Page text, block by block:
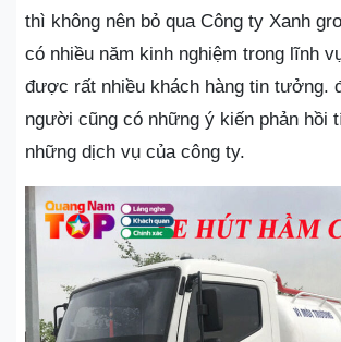
thì không nên bỏ qua Công ty Xanh
có nhiều năm kinh nghiệm trong lĩnh
được rất nhiều khách hàng tin tưởng.
người cũng có những ý kiến phản hồi
những dịch vụ của công ty.